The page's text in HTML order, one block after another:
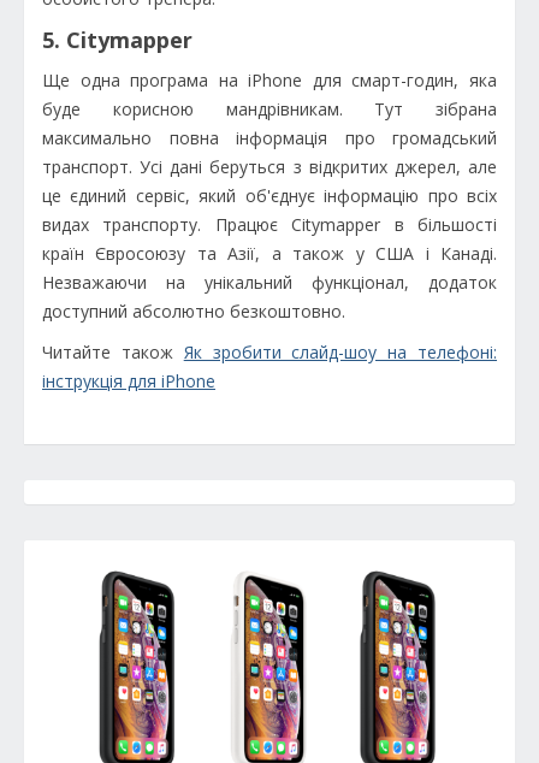
5. Citymapper
Ще одна програма на iPhone для смарт-годин, яка
буде корисною мандрівникам. Тут зібрана
максимально повна інформація про громадський
транспорт. Усі дані беруться з відкритих джерел, але
це єдиний сервіс, який об'єднує інформацію про всіх
видах транспорту. Працює Citymapper в більшості
країн Євросоюзу та Азії, а також у США і Канаді.
Незважаючи на унікальний функціонал, додаток
доступний абсолютно безкоштовно.
Читайте також Як зробити слайд-шоу на телефоні:
інструкція для iPhone